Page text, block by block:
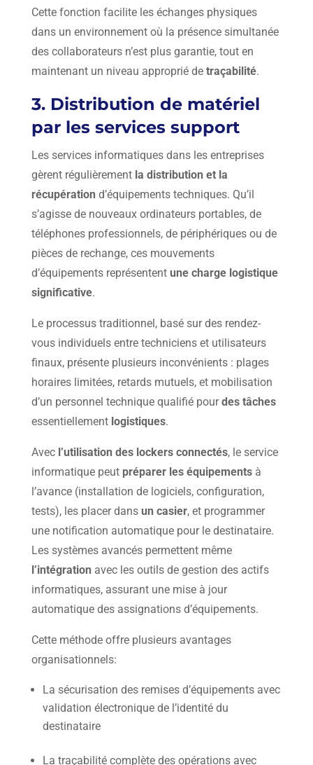
Cette fonction facilite les échanges physiques
dans un environnement où la présence simultanée
des collaborateurs n’est plus garantie, tout en
maintenant un niveau approprié detraçabilité.
3. Distribution de matériel
par les services support
Les services informatiques dans les entreprises
gèrent régulièrement la distribution et la
récupération d’équipements techniques. Qu’il
s’agisse de nouveaux ordinateurs portables, de
téléphones professionnels, de périphériques ou de
pièces de rechange, ces mouvements
d’équipements représentent une charge logistique
significative.
Le processus traditionnel, basé sur des rendez-
vous individuels entre techniciens et utilisateurs
finaux, présente plusieurs inconvénients : plages
horaires limitées, retards mutuels, et mobilisation
d’un personnel technique qualifié pourdes tâches
essentiellement logistiques.
Avec l’utilisation des lockers connectés, le service
informatique peut préparer les équipementsà
l’avance (installation de logiciels, configuration,
tests), les placer dansun casier, et programmer
une notification automatique pour le destinataire.
Les systèmes avancés permettent même
l’intégration avec les outils de gestion des actifs
informatiques, assurant une mise à jour
automatique des assignations d’équipements.
Cette méthode offre plusieurs avantages
organisationnels:
La sécurisation des remises d’équipements avec
validation électronique de l’identité du
destinataire
La traçabilité complète des opérations avec